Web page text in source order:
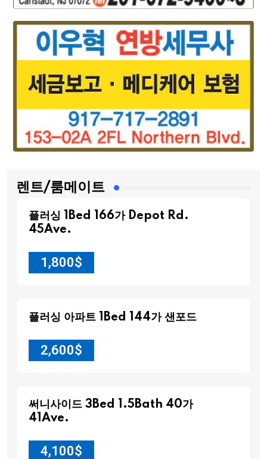
렌트/룸메이트
플러싱 1Bed 166가 Depot Rd.
45Ave.
1,800$
플러싱 아파트 1Bed 144가 샌포드
2,600$
써니사이드 3Bed 1.5Bath 40가
41Ave.
4,100$